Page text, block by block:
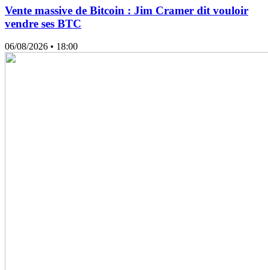
Vente massive de Bitcoin : Jim Cramer dit vouloir
vendre ses BTC
06/08/2026 • 18:00